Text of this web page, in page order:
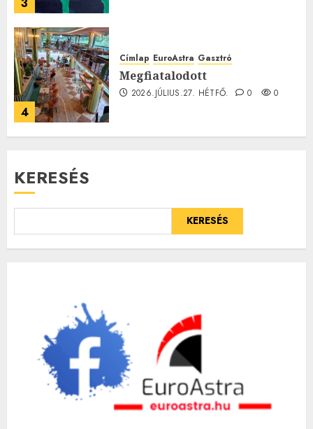
4
Címlap EuroAstra Gasztró
Megfiatalodott
2026.JÚLIUS.27. HÉTFŐ. 0 0
KERESÉS
KERESÉS